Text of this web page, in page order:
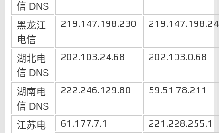
信 DNS
黑龙江
电信
219.147.198.230
湖北电
信 DNS
202.103.24.68 202.103.0.68
湖南电
信 DNS
222.246.129.80 59.51.78.211
江苏电
61.177.7.1
221.228.255.1